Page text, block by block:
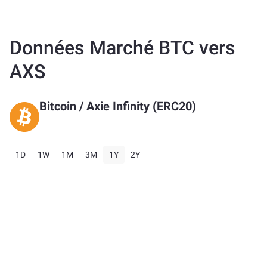
Données Marché BTC vers
AXS
Bitcoin / Axie Infinity (ERC20)
1D 1W 1M 3M 1Y 2Y